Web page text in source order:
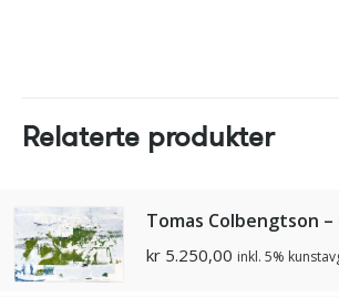
Relaterte produkter
Tomas Colbengtson
kr 5.250,00 inkl. 5%